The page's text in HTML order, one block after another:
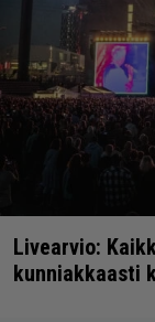
Livearvio:
kunniakkaasti